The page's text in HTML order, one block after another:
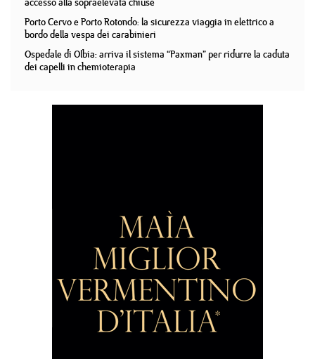
Porto Cervo e Porto Rotondo: la sicurezza viaggia in elettrico a
bordo della vespa dei carabinieri
Ospedale di Olbia: arriva il sistema “Paxman” per ridurre la caduta
dei capelli in chemioterapia